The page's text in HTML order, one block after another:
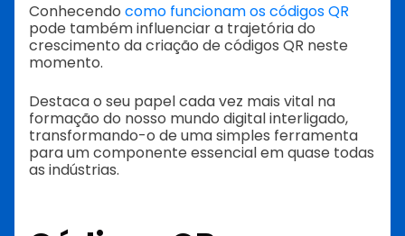
Conhecendo como funcionam os códigos QR
pode também influenciar a trajetória do
crescimento da criação de códigos QR neste
momento.
Destaca o seu papel cada vez mais vital na
formação do nosso mundo digital interligado,
transformando-o de uma simples ferramenta
para um componente essencial em quase todas
as indústrias.